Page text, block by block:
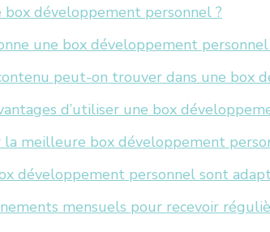
box développement personnel ?
une box développement personnel
peut-on trouver dans une box
d’utiliser une box
la meilleure box développement
développement personnel sont
mensuels pour recevoir